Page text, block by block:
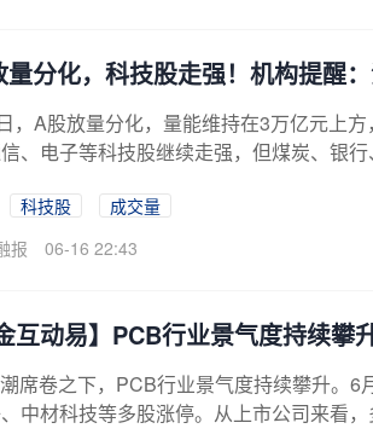
量分化，科技股走强！机构提醒
，A股放量分化，量能维持在3万亿元上
、电子等科技股继续走强，但煤炭、银
科技股
成交量
报
06-16 22:43
互动易】PCB行业景气度持续
席卷之下，PCB行业景气度持续攀升。
中材科技等多股涨停。从上市公司来看